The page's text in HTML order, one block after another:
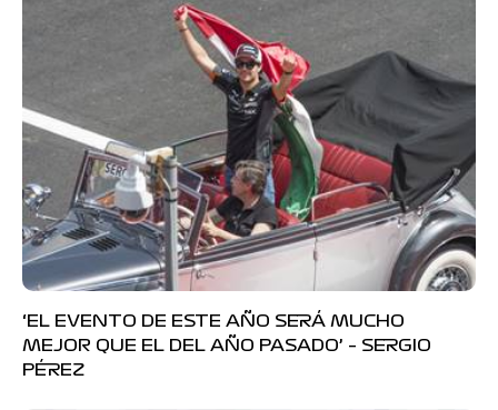
‘EL EVENTO DE ESTE AÑO SERÁ MUCHO
MEJOR QUE EL DEL AÑO PASADO’ – SERGIO
PÉREZ